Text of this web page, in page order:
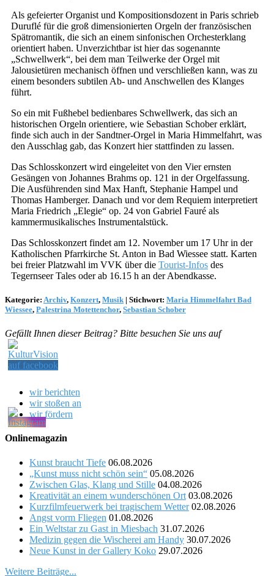
Als gefeierter Organist und Kompositionsdozent in Paris schrieb
Duruflé für die groß dimensionierten Orgeln der französischen
Spätromantik, die sich an einem sinfonischen Orchesterklang
orientiert haben. Unverzichtbar ist hier das sogenannte
„Schwellwerk“, bei dem man Teilwerke der Orgel mit
Jalousietüren mechanisch öffnen und verschließen kann, was zu
einem besonders subtilen Ab- und Anschwellen des Klanges
führt.
So ein mit Fußhebel bedienbares Schwellwerk, das sich an
historischen Orgeln orientiere, wie Sebastian Schober erklärt,
finde sich auch in der Sandtner-Orgel in Maria Himmelfahrt, was
den Ausschlag gab, das Konzert hier stattfinden zu lassen.
Das Schlosskonzert wird eingeleitet von den Vier ernsten
Gesängen von Johannes Brahms op. 121 in der Orgelfassung.
Die Ausführenden sind Max Hanft, Stephanie Hampel und
Thomas Hamberger. Danach und vor dem Requiem interpretiert
Maria Friedrich „Elegie“ op. 24 von Gabriel Fauré als
kammermusikalisches Instrumentalstück.
Das Schlosskonzert findet am 12. November um 17 Uhr in der
Katholischen Pfarrkirche St. Anton in Bad Wiessee statt. Karten
bei freier Platzwahl im VVK über die Tourist-Infos des
Tegernseer Tales oder ab 16.15 h an der Abendkasse.
Kategorie: Archiv, Konzert, Musik | Stichwort: Maria Himmelfahrt Bad
Wiessee, Palestrina Motettenchor, Sebastian Schober
Gefällt Ihnen dieser Beitrag? Bitte besuchen Sie uns auf
wir berichten
wir stoßen an
wir fördern
Onlinemagazin
Kunst braucht Tiefe 06.08.2026
„Kunst muss nicht schön sein“ 05.08.2026
Zwischen Glas, Klang und Stille 04.08.2026
Kreativität an einem wunderschönen Ort 03.08.2026
Kurzfilmfeuerwerk bei tragischem Wetter 02.08.2026
Angst vorm Fliegen 01.08.2026
Ein Weltstar zu Gast in Miesbach 31.07.2026
Medizin gegen die Wischerei am Handy 30.07.2026
Neue Kunst in der Gallery Koko 29.07.2026
Weitere Beiträge...